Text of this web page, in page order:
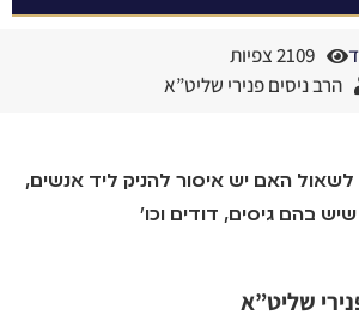
2109 צפיות
הרב ניסים פנירי שליט”א
לשאול האם יש איסור להניק ליד אנשים,
בהם גיסים, דודים וכו'
שליט”א